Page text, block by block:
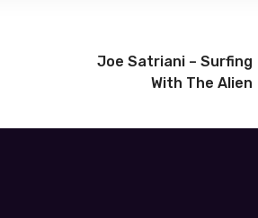
Joe Satriani – Surfing
With The Alien